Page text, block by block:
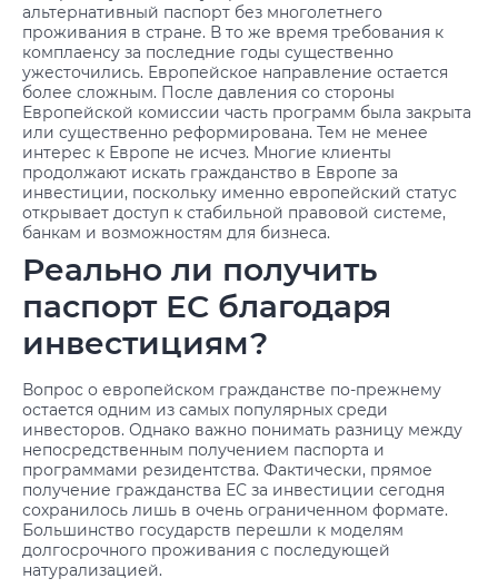
альтернативный паспорт без многолетнего
проживания в стране. В то же время требования к
комплаенсу за последние годы существенно
ужесточились. Европейское направление остается
более сложным. После давления со стороны
Европейской комиссии часть программ была закрыта
или существенно реформирована. Тем не менее
интерес к Европе не исчез. Многие клиенты
продолжают искать гражданство в Европе за
инвестиции, поскольку именно европейский статус
открывает доступ к стабильной правовой системе,
банкам и возможностям для бизнеса.
Реально ли получить
паспорт ЕС благодаря
инвестициям?
Вопрос о европейском гражданстве по-прежнему
остается одним из самых популярных среди
инвесторов. Однако важно понимать разницу между
непосредственным получением паспорта и
программами резидентства. Фактически, прямое
получение гражданства ЕС за инвестиции сегодня
сохранилось лишь в очень ограниченном формате.
Большинство государств перешли к моделям
долгосрочного проживания с последующей
натурализацией.